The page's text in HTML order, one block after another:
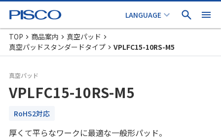
TOP 商品案内
真空パッド
真空パッドスタンダードタイプ
VPLFC15-10RS-M5
真空パッド
VPLFC15-10RS-M5
RoHS2対応
厚くて平らなワークに最適な一般形パッド。